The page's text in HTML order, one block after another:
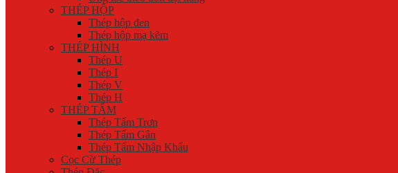
THÉP HỘP
Thép hộp đen
Thép hộp mạ kẽm
THÉP HÌNH
Thép U
Thép I
Thép V
Thép H
THÉP TẤM
Thép Tấm Trơn
Thép Tấm Gân
Thép Tấm Nhập Khẩu
Cọc Cừ Thép